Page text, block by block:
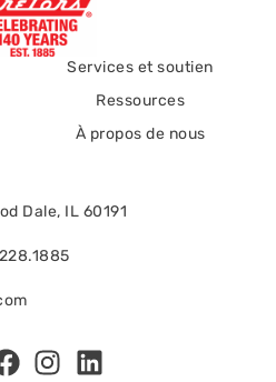
Services et soutien
Ressources
À propos de nous
Dale, IL 60191